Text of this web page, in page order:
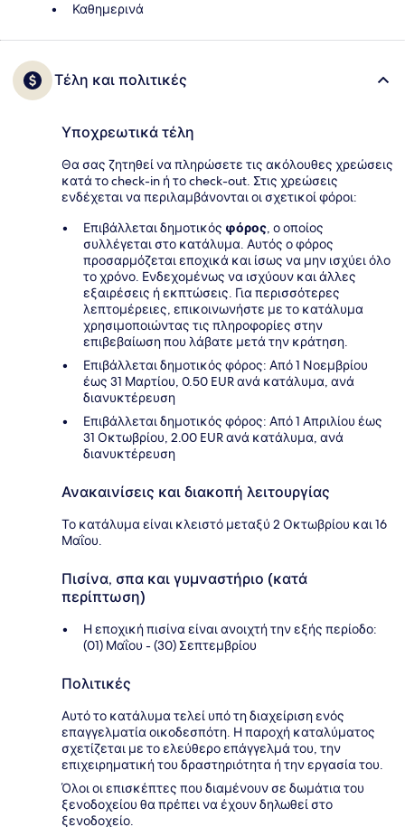
Καθημερινά
Τέλη και πολιτικές
Υποχρεωτικά τέλη
Θα σας ζητηθεί να πληρώσετε τις ακόλουθες χρεώσεις
κατά το check-in ή το check-out. Στις χρεώσεις
ενδέχεται να περιλαμβάνονται οι σχετικοί φόροι:
Επιβάλλεται δημοτικός φόρος, ο οποίος
συλλέγεται στο κατάλυμα. Αυτός ο φόρος
προσαρμόζεται εποχικά και ίσως να μην ισχύει όλο
το χρόνο. Ενδεχομένως να ισχύουν και άλλες
εξαιρέσεις ή εκπτώσεις. Για περισσότερες
λεπτομέρειες, επικοινωνήστε με το κατάλυμα
χρησιμοποιώντας τις πληροφορίες στην
επιβεβαίωση που λάβατε μετά την κράτηση.
Επιβάλλεται δημοτικός φόρος: Από 1 Νοεμβρίου
έως 31 Μαρτίου, 0.50 EUR ανά κατάλυμα, ανά
διανυκτέρευση
Επιβάλλεται δημοτικός φόρος: Από 1 Απριλίου έως
31 Οκτωβρίου, 2.00 EUR ανά κατάλυμα, ανά
διανυκτέρευση
Ανακαινίσεις και διακοπή λειτουργίας
Το κατάλυμα είναι κλειστό μεταξύ 2 Οκτωβρίου και 16
Μαΐου.
Πισίνα, σπα και γυμναστήριο (κατά
περίπτωση)
Η εποχική πισίνα είναι ανοιχτή την εξής περίοδο:
(01) Μαΐου - (30) Σεπτεμβρίου
Πολιτικές
Αυτό το κατάλυμα τελεί υπό τη διαχείριση ενός
επαγγελματία οικοδεσπότη. Η παροχή καταλύματος
σχετίζεται με το ελεύθερο επάγγελμά του, την
επιχειρηματική του δραστηριότητα ή την εργασία του.
Όλοι οι επισκέπτες που διαμένουν σε δωμάτια του
ξενοδοχείου θα πρέπει να έχουν δηλωθεί στο
ξενοδοχείο.